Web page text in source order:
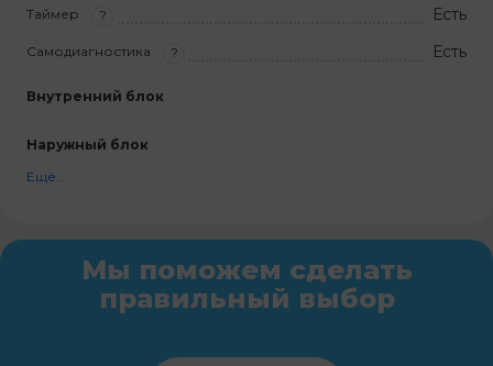
Таймер ? Есть
Самодиагностика ? Есть
Внутренний блок
Наружный блок
Ещё...
Мы поможем сделать
правильный выбор